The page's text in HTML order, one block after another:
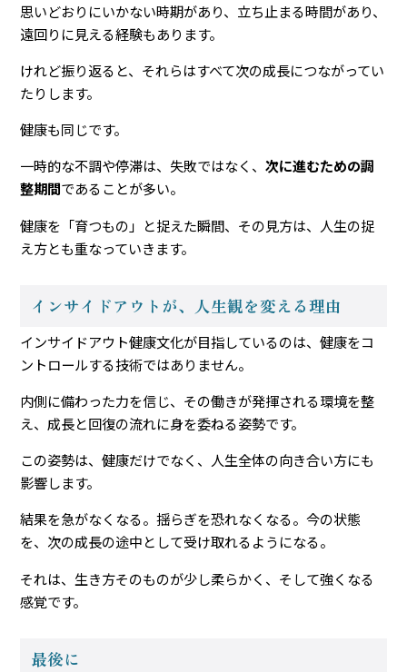
思いどおりにいかない時期があり、立ち止まる時間があり、
遠回りに見える経験もあります。
けれど振り返ると、それらはすべて次の成長につながってい
たりします。
健康も同じです。
一時的な不調や停滞は、失敗ではなく、次に進むための調
整期間であることが多い。
健康を「育つもの」と捉えた瞬間、その見方は、人生の捉
え方とも重なっていきます。
インサイドアウトが、人生観を変える理由
インサイドアウト健康文化が目指しているのは、健康をコ
ントロールする技術ではありません。
内側に備わった力を信じ、その働きが発揮される環境を整
え、成長と回復の流れに身を委ねる姿勢です。
この姿勢は、健康だけでなく、人生全体の向き合い方にも
影響します。
結果を急がなくなる。揺らぎを恐れなくなる。今の状態
を、次の成長の途中として受け取れるようになる。
それは、生き方そのものが少し柔らかく、そして強くなる
感覚です。
最後に